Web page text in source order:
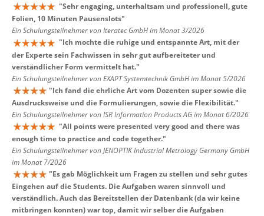
"Sehr engaging, unterhaltsam und professionell, gute
Folien, 10 Minuten Pausenslots"
Ein Schulungsteilnehmer von Iteratec GmbH im Monat 3/2026
"Ich mochte die ruhige und entspannte Art, mit der
der Experte sein Fachwissen in sehr gut aufbereiteter und
verständlicher Form vermittelt hat."
Ein Schulungsteilnehmer von EXAPT Systemtechnik GmbH im Monat 5/2026
"Ich fand die ehrliche Art vom Dozenten super sowie die
Ausdrucksweise und die Formulierungen, sowie die Flexibilität."
Ein Schulungsteilnehmer von ISR Information Products AG im Monat 6/2026
"All points were presented very good and there was
enough time to practice and code together."
Ein Schulungsteilnehmer von JENOPTIK Industrial Metrology Germany GmbH
im Monat 7/2026
"Es gab Möglichkeit um Fragen zu stellen und sehr gutes
Eingehen auf die Students. Die Aufgaben waren sinnvoll und
verständlich. Auch das Bereitstellen der Datenbank (da wir keine
mitbringen konnten) war top, damit wir selber die Aufgaben